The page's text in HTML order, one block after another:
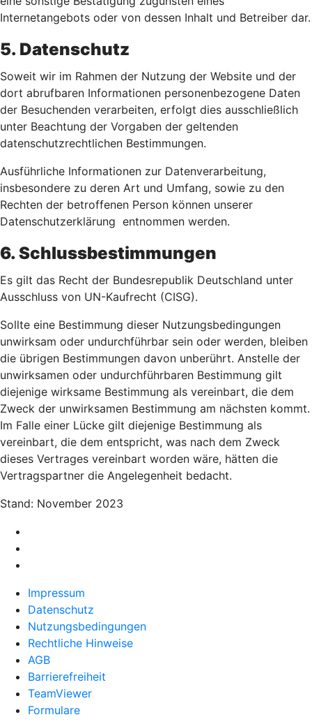
Internetangebots oder von dessen Inhalt und Betreiber dar.
5. Datenschutz
Soweit wir im Rahmen der Nutzung der Website und der
dort abrufbaren Informationen personenbezogene Daten
der Besuchenden verarbeiten, erfolgt dies ausschließlich
unter Beachtung der Vorgaben der geltenden
datenschutzrechtlichen Bestimmungen.
Ausführliche Informationen zur Datenverarbeitung,
insbesondere zu deren Art und Umfang, sowie zu den
Rechten der betroffenen Person können unserer
Datenschutzerklärung entnommen werden.
6. Schlussbestimmungen
Es gilt das Recht der Bundesrepublik Deutschland unter
Ausschluss von UN-Kaufrecht (CISG).
Sollte eine Bestimmung dieser Nutzungsbedingungen
unwirksam oder undurchführbar sein oder werden, bleiben
die übrigen Bestimmungen davon unberührt. Anstelle der
unwirksamen oder undurchführbaren Bestimmung gilt
diejenige wirksame Bestimmung als vereinbart, die dem
Zweck der unwirksamen Bestimmung am nächsten kommt.
Im Falle einer Lücke gilt diejenige Bestimmung als
vereinbart, die dem entspricht, was nach dem Zweck
dieses Vertrages vereinbart worden wäre, hätten die
Vertragspartner die Angelegenheit bedacht.
Stand: November 2023
Impressum
Datenschutz
Nutzungsbedingungen
Rechtliche Hinweise
AGB
Barrierefreiheit
TeamViewer
Formulare